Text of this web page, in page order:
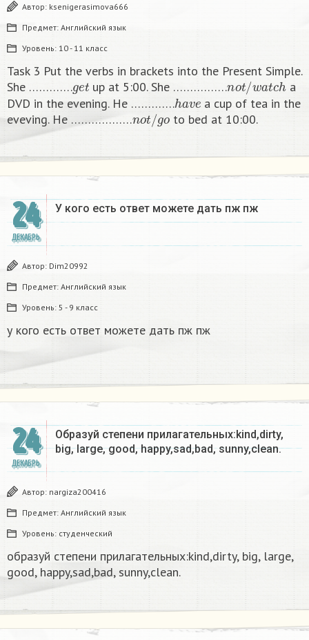
Автор: ksenigerasimova666
Предмет: Английский язык
Уровень: 10 - 11 класс
Task 3 Put the verbs in brackets into the Present Simple.
She ………….ge tup at 5:00. She …………….not/watcha
DVD in the evening. He ………….have a cup of tea in the
eveving. He ………………not/go to bed at 10:00. ​
24
ДЕКАБРЬ
У кого есть ответ можете дать пж пж ​
Автор: Dim20992
Предмет: Английский язык
Уровень: 5 - 9 класс
у кого есть ответ можете дать пж пж
24
ДЕКАБРЬ
Образуй степени прилагательных:kind,dirty,
big, large, good, happy,sad,bad, sunny,clean.​
Автор: nargiza200416
Предмет: Английский язык
Уровень: студенческий
образуй степени прилагательных:kind,dirty, big, large,
good, happy,sad,bad, sunny,clean.​